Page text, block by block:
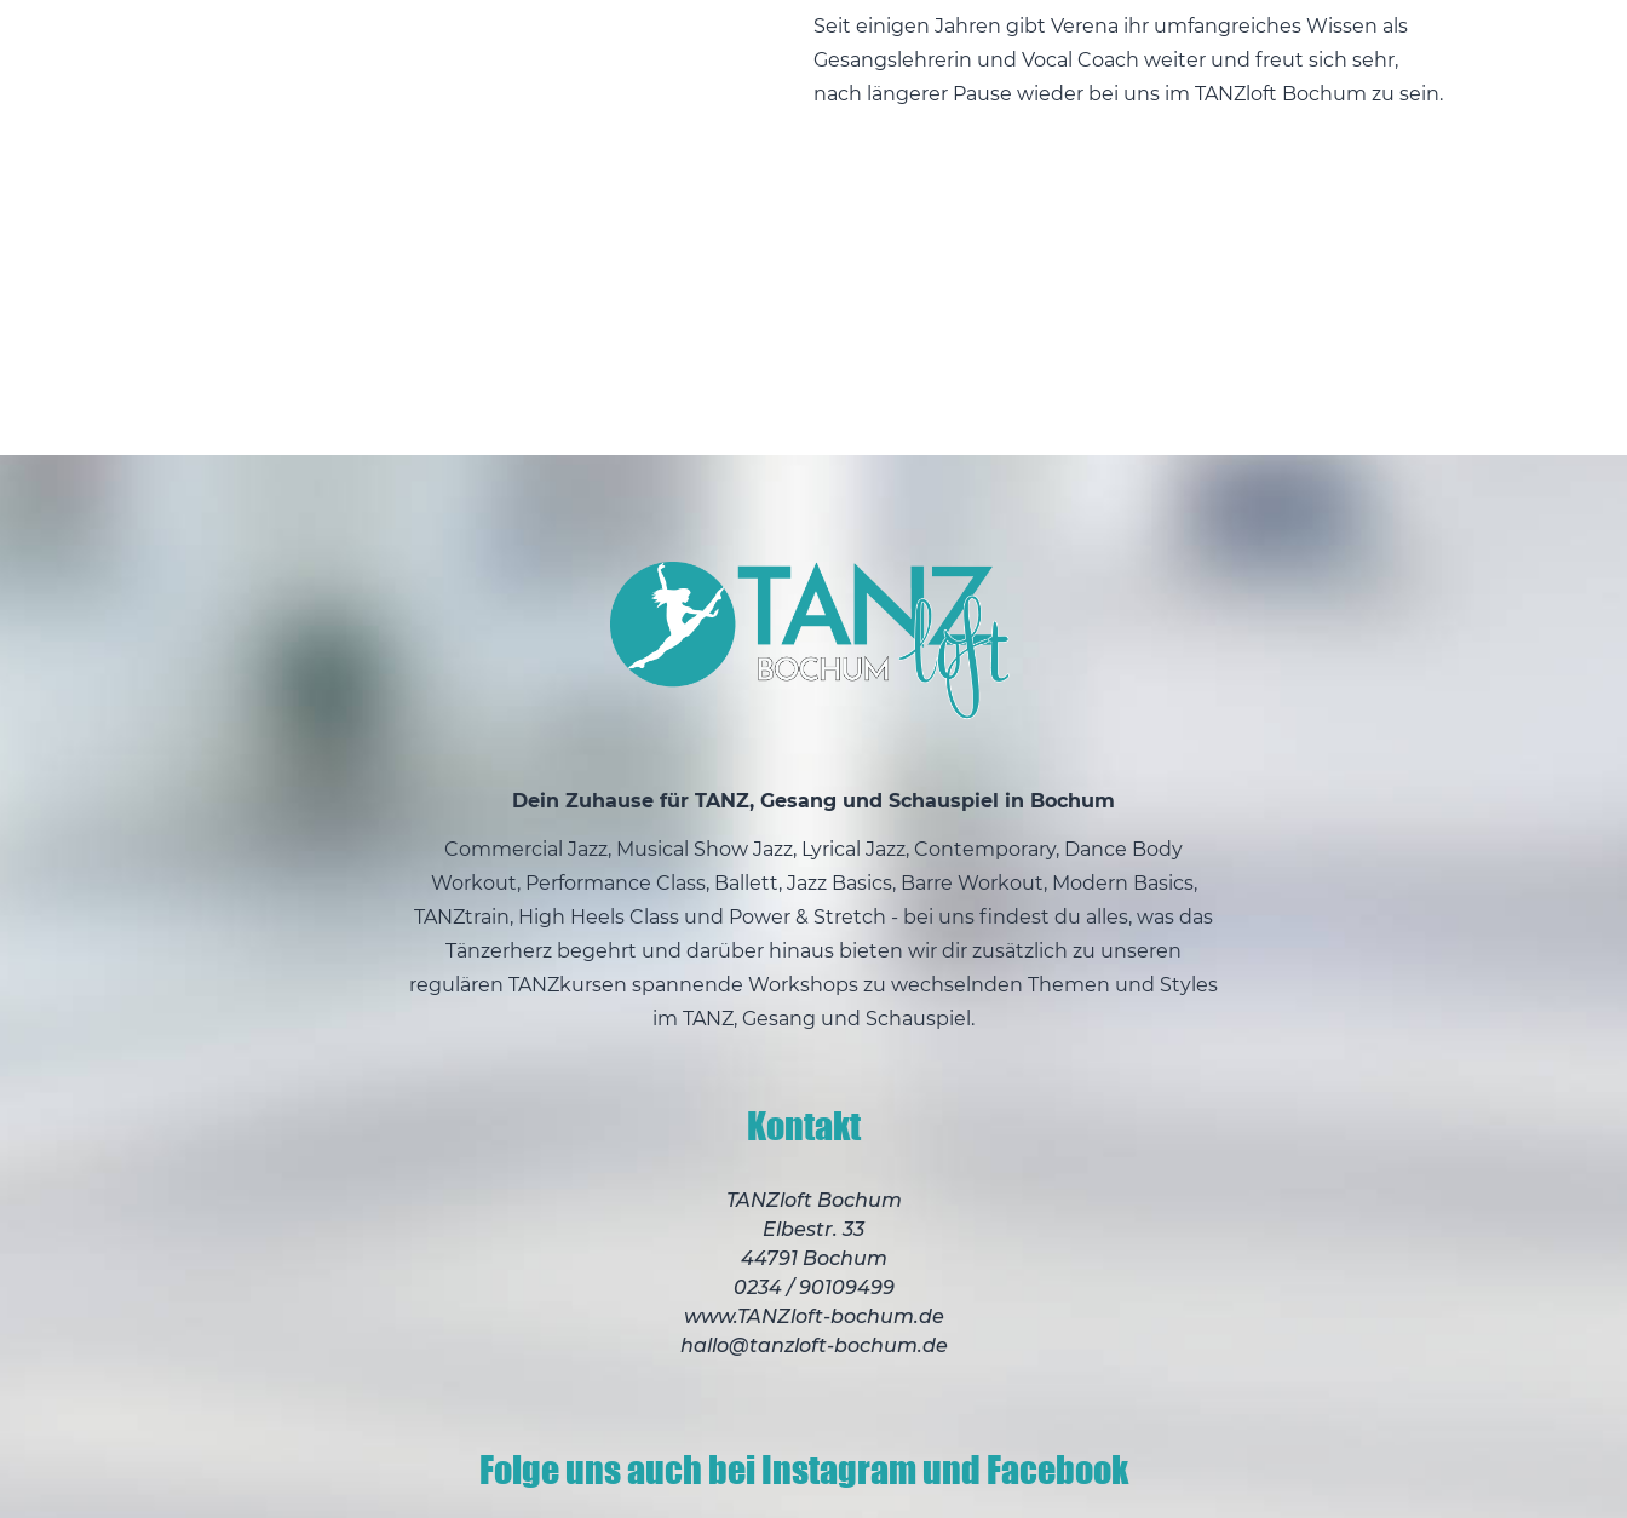
Seit einigen Jahren gibt Verena ihr umfangreiches Wissen als
Gesangslehrerin und Vocal Coach weiter und freut sich sehr,
nach längerer Pause wieder bei uns im TANZloft Bochum zu sein.
Dein Zuhause für TANZ, Gesang und Schauspiel in Bochum
Commercial Jazz, Musical Show Jazz, Lyrical Jazz, Contemporary, Dance Body
Workout, Performance Class, Ballett, Jazz Basics, Barre Workout, Modern Basics,
TANZtrain, High Heels Class und Power & Stretch - bei uns findest du alles, was das
Tänzerherz begehrt und darüber hinaus bieten wir dir zusätzlich zu unseren
regulären TANZkursen spannende Workshops zu wechselnden Themen und Styles
im TANZ, Gesang und Schauspiel.
Kontakt
TANZloft Bochum
Elbestr. 33
44791 Bochum
0234 / 90109499
www.TANZloft-bochum.de
hallo@tanzloft-bochum.de
Folge uns auch bei Instagram und Facebook